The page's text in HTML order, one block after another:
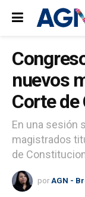
nuevos
Corte
En una sesión
magistrados
de
por AGN -